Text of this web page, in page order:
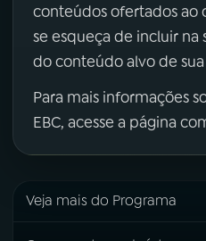
conteúdos ofertados ao
se esqueça de incluir na
do conteúdo alvo de
Para mais informações
EBC, acesse a página
Veja mais do Programa